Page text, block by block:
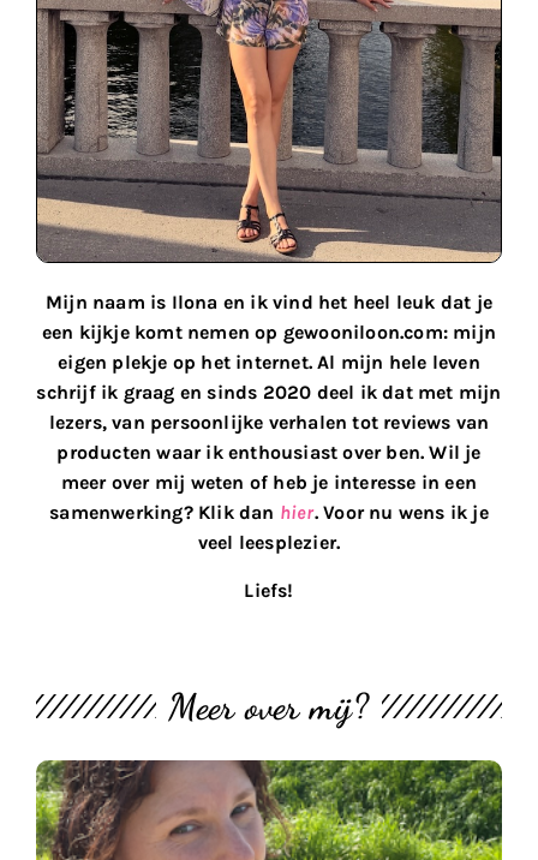
Mijn naam is Ilona en ik vind het heel leuk dat je
een kijkje komt nemen op gewooniloon.com: mijn
eigen plekje op het internet. Al mijn hele leven
schrijf ik graag en sinds 2020 deel ik dat met mijn
lezers, van persoonlijke verhalen tot reviews van
producten waar ik enthousiast over ben. Wil je
meer over mij weten of heb je interesse in een
samenwerking? Klik dan hier. Voor nu wens ik je
veel leesplezier.
Liefs!
Meer over mij?